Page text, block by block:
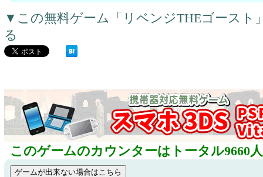
▼この無料ゲーム「リベンジTHEゴースト
る
このゲームのカウンターはトータル9660